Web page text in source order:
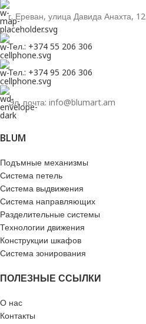
г. Ереван, улица Давида Анахта, 12
Тел.: +374 55 206 306
Тел.: +374 95 206 306
Эл. почта: info@blumart.am
BLUM
Подъмные механизмы
Система петель
Система выдвижения
Система направляющих
Разделительные системы
Технологии движения
Конструкции шкафов
Система зонирования
ПОЛЕЗНЫЕ ССЫЛКИ
О нас
Контакты